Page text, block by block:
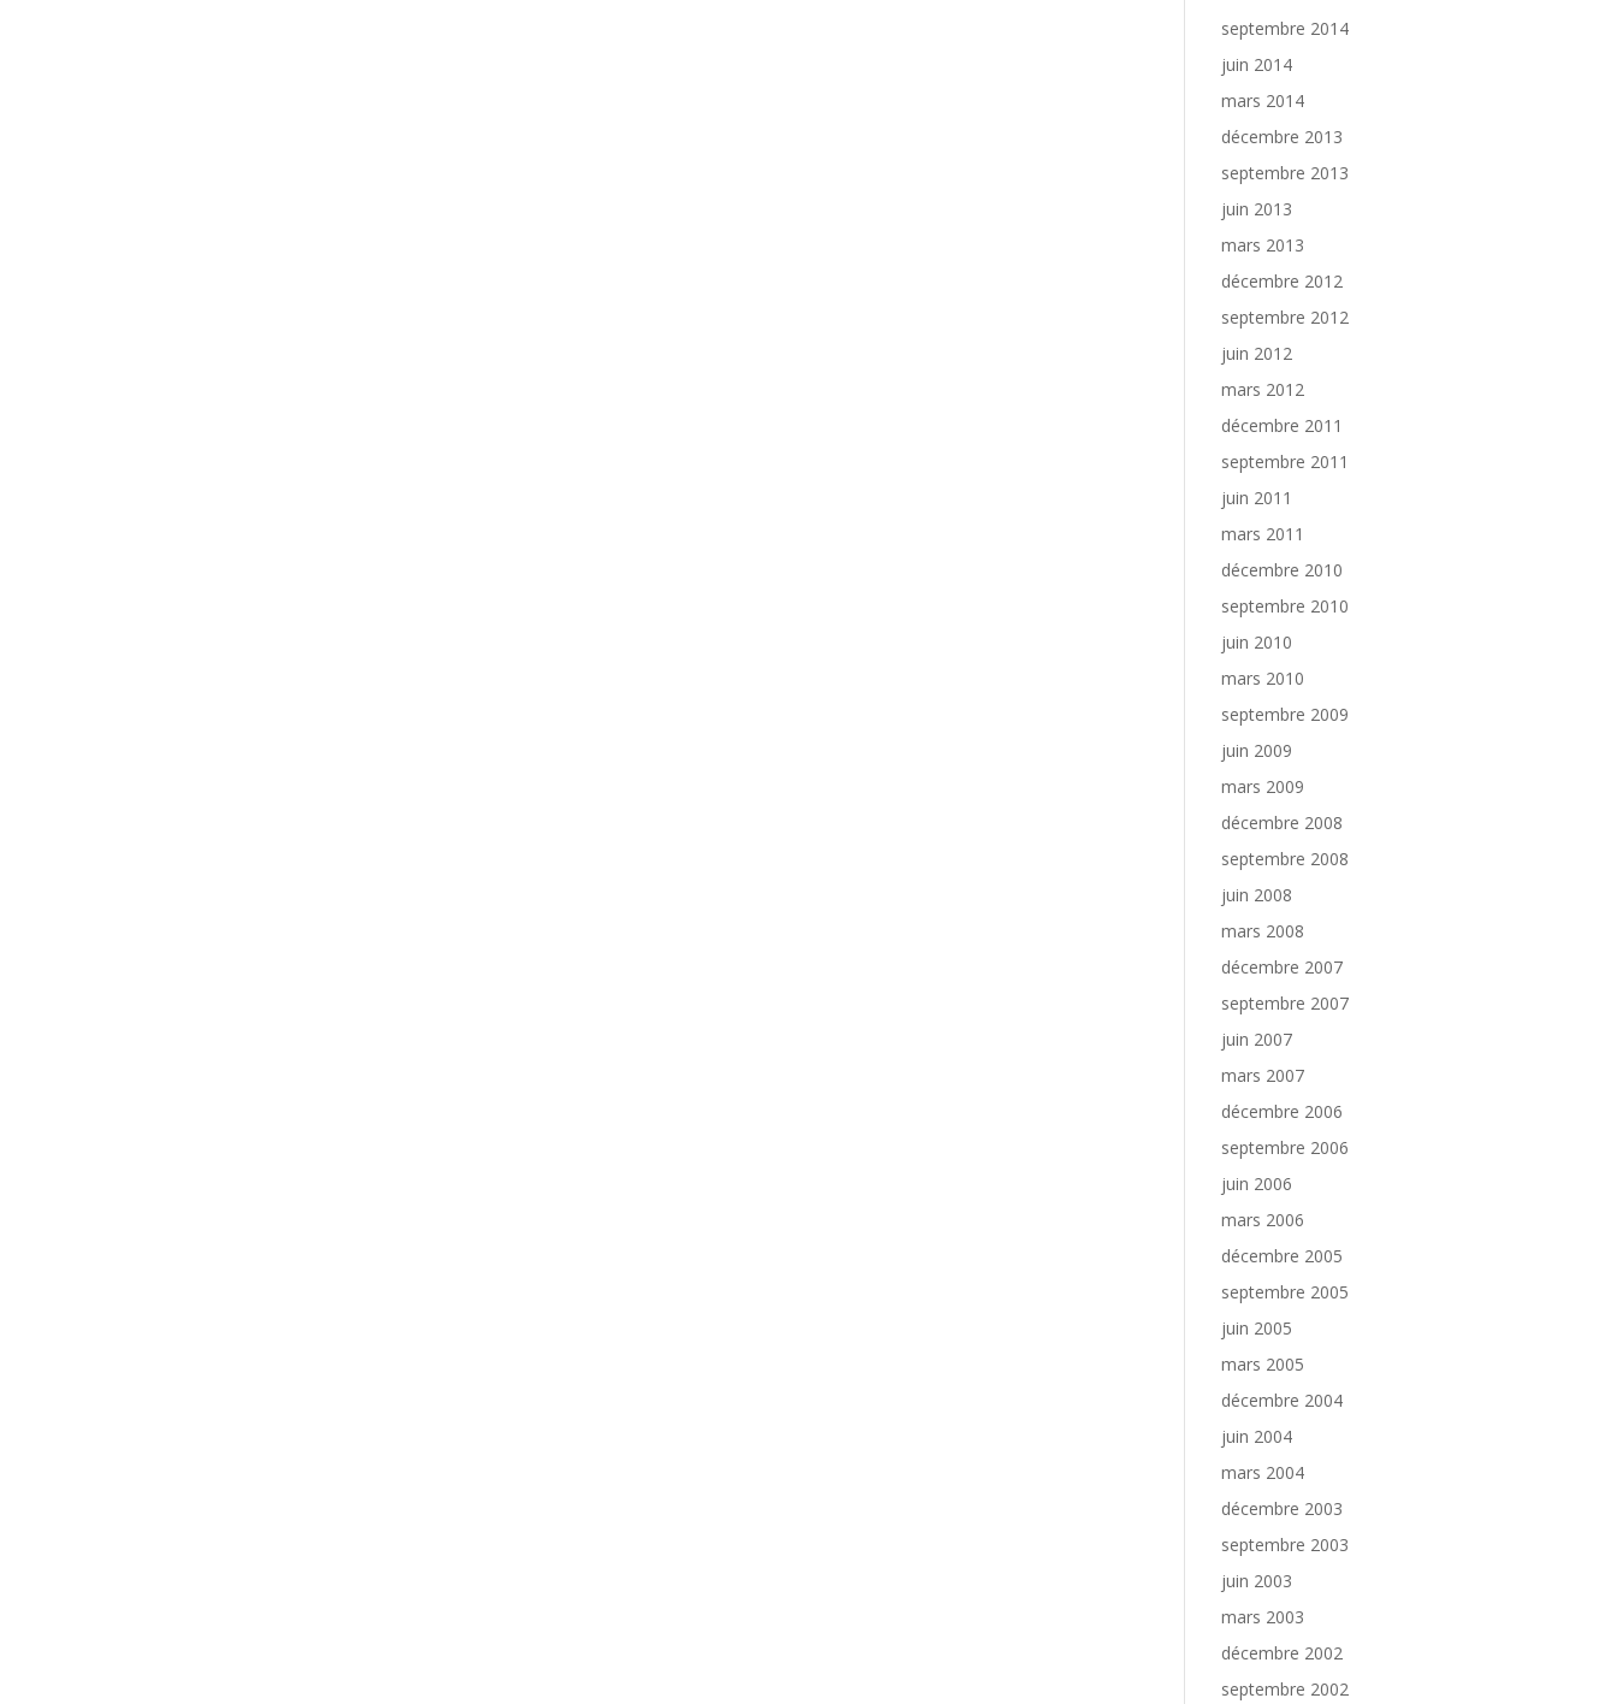
septembre 2014
juin 2014
mars 2014
décembre 2013
septembre 2013
juin 2013
mars 2013
décembre 2012
septembre 2012
juin 2012
mars 2012
décembre 2011
septembre 2011
juin 2011
mars 2011
décembre 2010
septembre 2010
juin 2010
mars 2010
septembre 2009
juin 2009
mars 2009
décembre 2008
septembre 2008
juin 2008
mars 2008
décembre 2007
septembre 2007
juin 2007
mars 2007
décembre 2006
septembre 2006
juin 2006
mars 2006
décembre 2005
septembre 2005
juin 2005
mars 2005
décembre 2004
juin 2004
mars 2004
décembre 2003
septembre 2003
juin 2003
mars 2003
décembre 2002
septembre 2002